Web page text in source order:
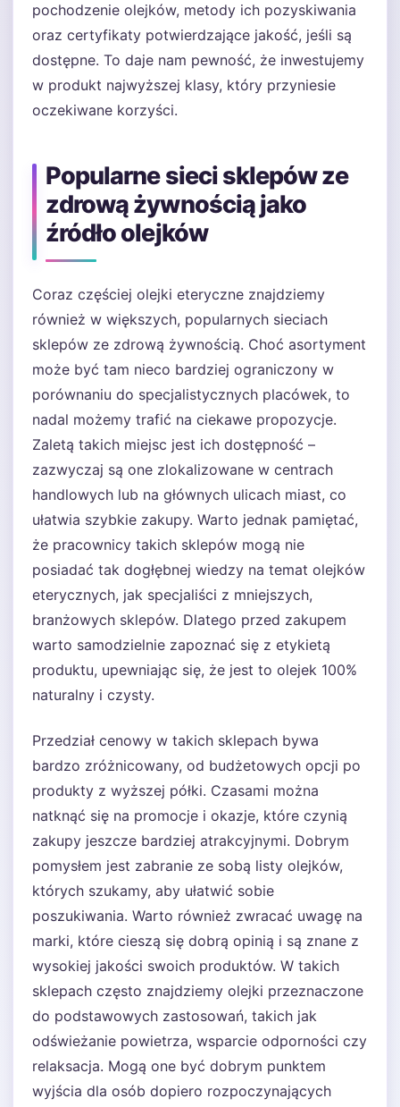
pochodzenie olejków, metody ich pozyskiwania
oraz certyfikaty potwierdzające jakość, jeśli są
dostępne. To daje nam pewność, że inwestujemy
w produkt najwyższej klasy, który przyniesie
oczekiwane korzyści.
Popularne sieci sklepów ze
zdrową żywnością jako
źródło olejków
Coraz częściej olejki eteryczne znajdziemy
również w większych, popularnych sieciach
sklepów ze zdrową żywnością. Choć asortyment
może być tam nieco bardziej ograniczony w
porównaniu do specjalistycznych placówek, to
nadal możemy trafić na ciekawe propozycje.
Zaletą takich miejsc jest ich dostępność –
zazwyczaj są one zlokalizowane w centrach
handlowych lub na głównych ulicach miast, co
ułatwia szybkie zakupy. Warto jednak pamiętać,
że pracownicy takich sklepów mogą nie
posiadać tak dogłębnej wiedzy na temat olejków
eterycznych, jak specjaliści z mniejszych,
branżowych sklepów. Dlatego przed zakupem
warto samodzielnie zapoznać się z etykietą
produktu, upewniając się, że jest to olejek 100%
naturalny i czysty.
Przedział cenowy w takich sklepach bywa
bardzo zróżnicowany, od budżetowych opcji po
produkty z wyższej półki. Czasami można
natknąć się na promocje i okazje, które czynią
zakupy jeszcze bardziej atrakcyjnymi. Dobrym
pomysłem jest zabranie ze sobą listy olejków,
których szukamy, aby ułatwić sobie
poszukiwania. Warto również zwracać uwagę na
marki, które cieszą się dobrą opinią i są znane z
wysokiej jakości swoich produktów. W takich
sklepach często znajdziemy olejki przeznaczone
do podstawowych zastosowań, takich jak
odświeżanie powietrza, wsparcie odporności czy
relaksacja. Mogą one być dobrym punktem
wyjścia dla osób dopiero rozpoczynających